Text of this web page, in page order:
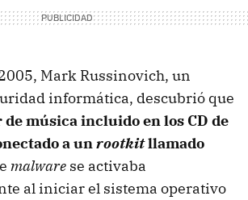
Mark Russinovich, un
informática, descubrió que
música incluido en los CD de
a unrootkitllamado
malware se activaba
al iniciar el sistema operativo